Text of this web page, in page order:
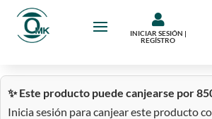

INICIAR SESIÓN |
REGÍSTRO
✨ Este producto puede canjearse por
Inicia sesión para canjear este producto